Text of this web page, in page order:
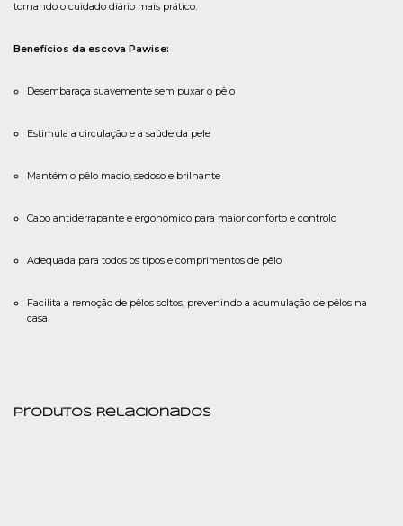
tornando o cuidado diário mais prático.
Benefícios da escova Pawise:
Desembaraça suavemente sem puxar o pêlo
Estimula a circulação e a saúde da pele
Mantém o pêlo macio, sedoso e brilhante
Cabo antiderrapante e ergonómico para maior conforto e controlo
Adequada para todos os tipos e comprimentos de pêlo
Facilita a remoção de pêlos soltos, prevenindo a acumulação de pêlos na
casa
Produtos Relacionados